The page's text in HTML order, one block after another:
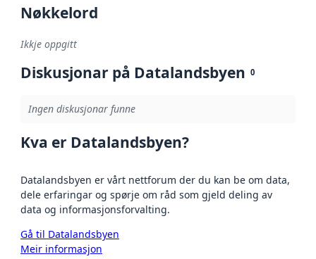
Nøkkelord
Ikkje oppgitt
Diskusjonar på Datalandsbyen 0
Ingen diskusjonar funne
Kva er Datalandsbyen?
Datalandsbyen er vårt nettforum der du kan be om data,
dele erfaringar og spørje om råd som gjeld deling av
data og informasjonsforvalting.
Gå til Datalandsbyen
Meir informasjon